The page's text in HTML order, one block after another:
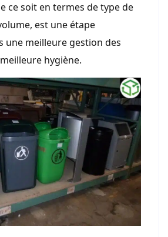
ce soit en termes de type de
est une étape
une meilleure gestion des
hygiène.